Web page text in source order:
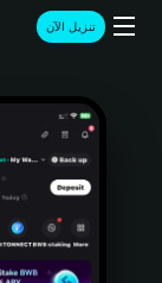
تنزيل الآن